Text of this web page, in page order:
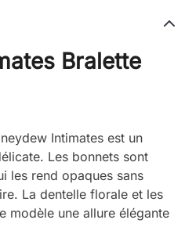
Bralette
Intimates est un
Les bonnets sont
les rend opaques sans
La dentelle florale et les
modèle une allure élégante